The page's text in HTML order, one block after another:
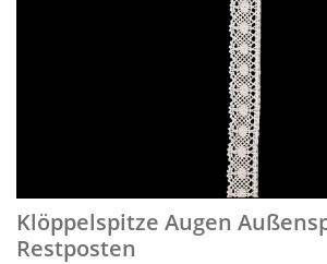
Klöppelspitze Augen
Restposten